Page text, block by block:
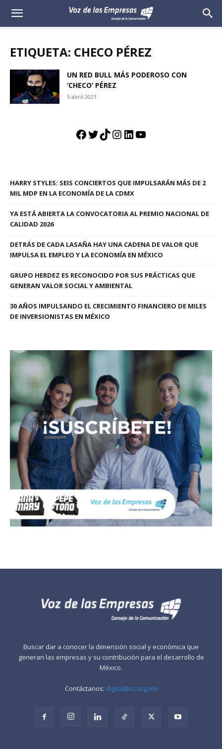
Voz
Empresas
ETIQUETA: CHECO PÉREZ
UN RED BULL MÁS PODEROSO CON
‘CHECO’ PÉREZ
5 abril 2021
Facebook
Twitter
TikTok
Instagram
LinkedIn
YouTube
HARRY STYLES: SEIS CONCIERTOS QUE IMPULSARÁN MÁS DE 2
MIL MDP EN LA ECONOMÍA DE LA CDMX
YA ESTÁ ABIERTA LA CONVOCATORIA AL PREMIO NACIONAL DE
CALIDAD 2026
DETRÁS DE CADA LASAÑA HAY UNA CADENA DE VALOR QUE
IMPULSA EL EMPLEO Y LA ECONOMÍA EN MÉXICO
GRUPO HERDEZ ES RECONOCIDO POR SUS PRÁCTICAS QUE
GENERAN VALOR SOCIAL Y AMBIENTAL
30 AÑOS IMPULSANDO EL CRECIMIENTO FINANCIERO DE MILES
DE INVERSIONISTAS EN MÉXICO
Buscar dar a conocer la dimensión social y económica que
generan las empresas y su contribución para el desarrollo de
México.
Contáctanos: digital@cc.org.mx